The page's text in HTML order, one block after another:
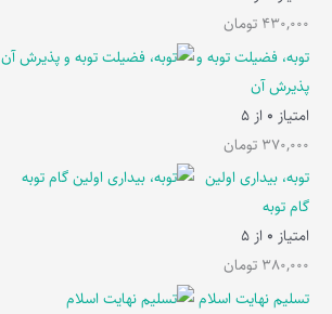
430,000 تومان
توبه، فضیلت توبه و
پذیرش آن
امتیاز 0 از 5
370,000 تومان
توبه، بیداری اولین
گام توبه
امتیاز 0 از 5
380,000 تومان
تسلیم نهایت اسلام